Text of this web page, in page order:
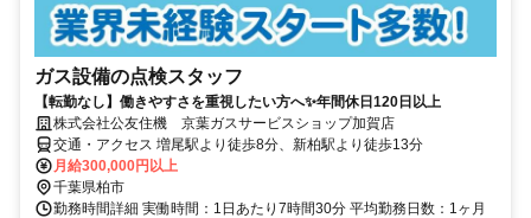
ガス設備の点検スタッフ
【転勤なし】働きやすさを重視したい方へ✨年間休日120日以上
株式会社公友住機 京葉ガスサービスショップ加賀店
交通・アクセス 増尾駅より徒歩8分、新柏駅より徒歩13分
月給300,000円以上
千葉県柏市
勤務時間詳細 実働時間：1日あたり7時間30分 平均勤務日数：1ヶ月